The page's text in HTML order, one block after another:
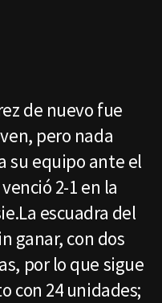
de nuevo fue
pero nada
su equipo ante el
2-1 en la
escuadra del
ganar, con dos
por lo que sigue
con 24 unidades;